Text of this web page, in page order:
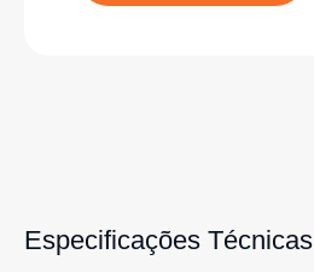
Especificações Técnicas